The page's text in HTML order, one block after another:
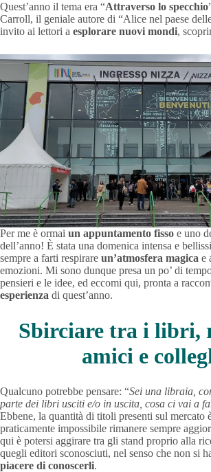
Quest’anno il tema era “Attraverso lo specchio
Carroll, il geniale autore di “Alice nel paese
invito ai lettori a esplorare nuovi mondi,
Per me è ormai un appuntamento fisso e uno
dell’anno! È stata una domenica intensa e
sempre a farti respirare un’atmosfera magica e
emozioni. Mi sono dunque presa un po’ di
pensieri e le idee, ed eccomi qui, pronta a
esperienza di quest’anno.
Sbirciare tra i libri,
amici e
Qualcuno potrebbe pensare: “Sei una libraia,
parte dei libri usciti e/o in uscita, cosa ci vai a
Ebbene, la quantità di titoli presenti sul mercato
praticamente impossibile rimanere sempre
qui è potersi aggirare tra gli stand proprio alla
quegli editori sconosciuti, nel senso che non si
piacere di conoscerli.